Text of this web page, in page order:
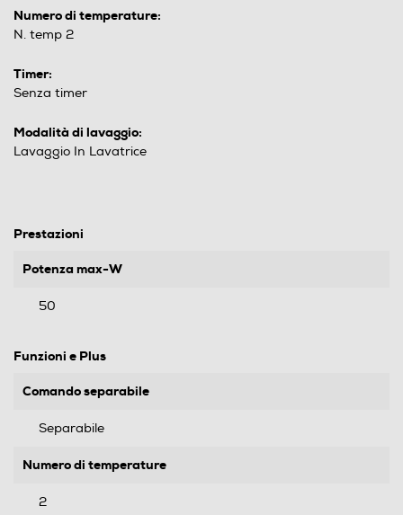
Numero di temperature:
N. temp 2
Timer:
Senza timer
Modalità di lavaggio:
Lavaggio In Lavatrice
Prestazioni
Potenza max-W
50
Funzioni e Plus
Comando separabile
Separabile
Numero di temperature
2